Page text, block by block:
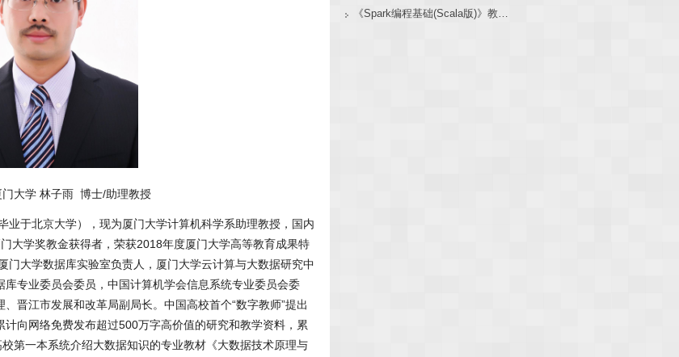
门大学 林子雨 博士/助理教授
业于北京大学），现为厦门大学计算机科学系助理教授，国内
大学奖教金获得者，荣获2018年度厦门大学高等教育成果特
门大学数据库实验室负责人，厦门大学云计算与大数据研究中
专业委员会委员，中国计算机学会信息系统专业委员会委
晋江市发展和改革局副局长。中国高校首个“数字教师”提出
向网络免费发布超过500万字高价值的研究和教学资料，累
第一本系统介绍大数据知识的专业教材《大数据技术原理与
《Spark编程基础(Scala版)》教材官网